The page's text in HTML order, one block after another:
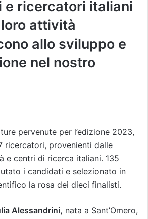
ricercatori italiani
attività
allo sviluppo e
nel nostro
pervenute per l’edizione 2023,
ricercatori, provenienti dalle
e centri di ricerca italiani. 135
i candidati e selezionato in
la rosa dei dieci finalisti.
Alessandrini, nata a Sant’Omero,